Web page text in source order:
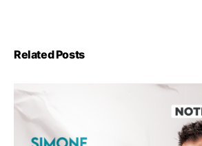
Related Posts